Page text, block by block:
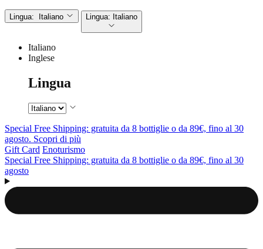
Lingua: Italiano Lingua: Italiano
Italiano
Inglese
Lingua
Special Free Shipping: gratuita da 8 bottiglie o da 89€, fino al 30
agosto. Scopri di più
Gift Card Enoturismo
Special Free Shipping: gratuita da 8 bottiglie o da 89€, fino al 30
agosto